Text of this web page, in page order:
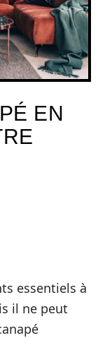
EN
essentiels à
il ne peut